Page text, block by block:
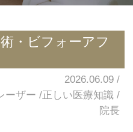
・ビフォーアフ
2026.06.09
ーザー 正しい医療知識
院長